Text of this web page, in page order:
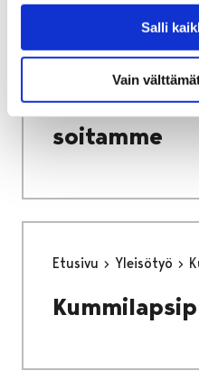
Salli
Vain
Soita ja tilaa – me
Soita ja tilaa
soitamme
Etusivu Yleisötyö